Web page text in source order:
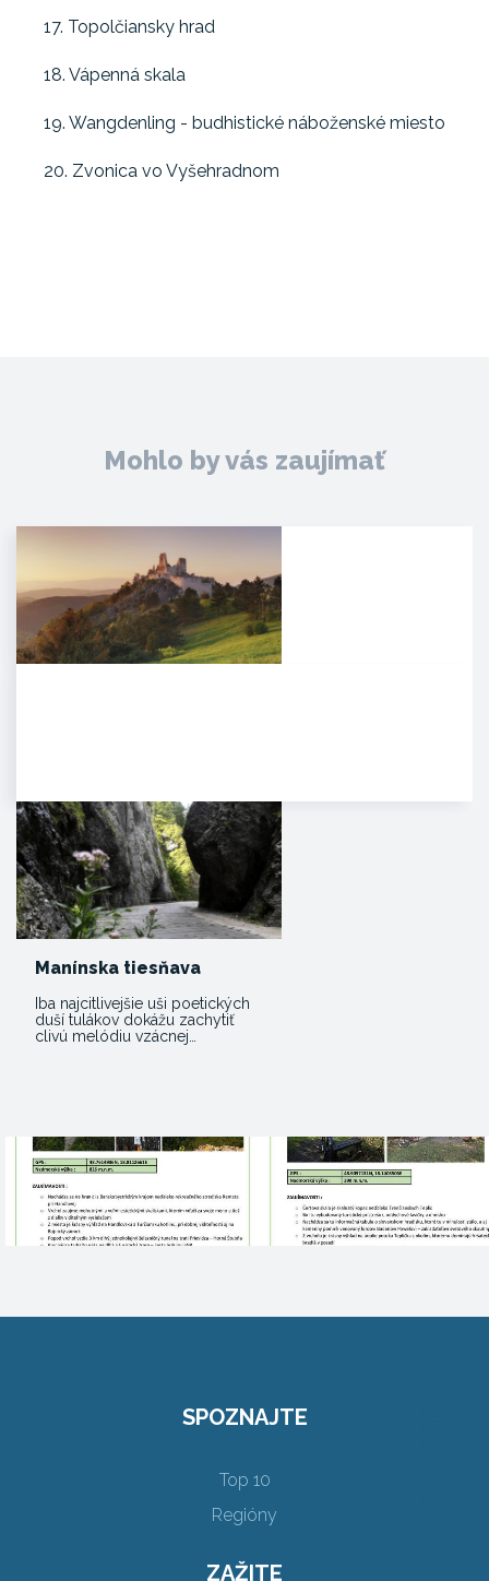
17. Topolčiansky hrad
18. Vápenná skala
19. Wangdenling - budhistické náboženské miesto
20. Zvonica vo Vyšehradnom
Mohlo by vás zaujímať
Manínska tiesňava
Iba najcitlivejšie uši poetických
duší tulákov dokážu zachytiť
clivú melódiu vzácnej…
SPOZNAJTE
Top 10
Regióny
ZAŽITE